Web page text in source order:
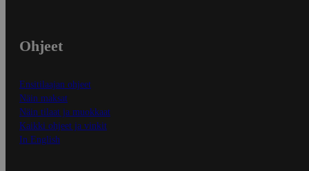
Ohjeet
Ensitilaajan ohjeet
Näin maksat
Näin tilaat ja muokkaat
Kaikki ohjeet ja vinkit
In English